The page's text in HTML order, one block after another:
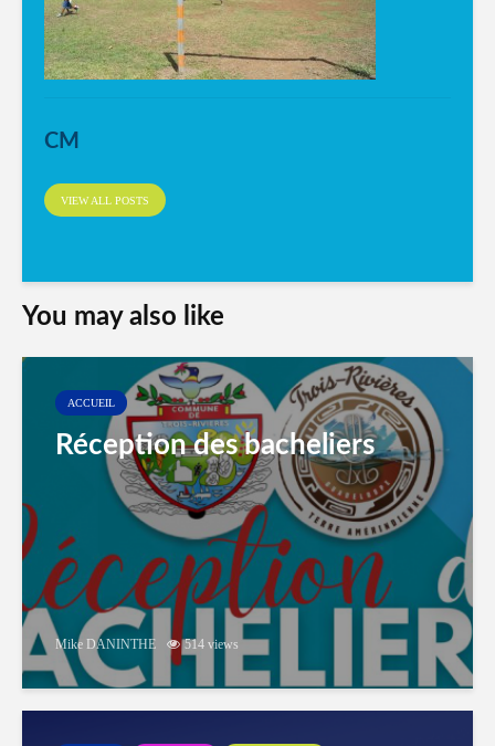
CM
VIEW ALL POSTS
You may also like
ACCUEIL
Réception des bacheliers
Mike DANINTHE 514 views